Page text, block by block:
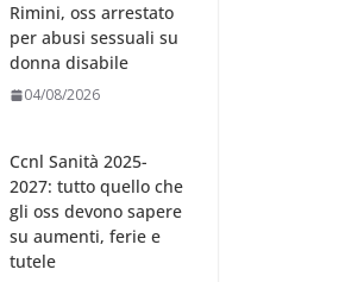
Rimini, oss arrestato
per abusi sessuali su
donna disabile
04/08/2026
Ccnl Sanità 2025-
2027: tutto quello che
gli oss devono sapere
su aumenti, ferie e
tutele